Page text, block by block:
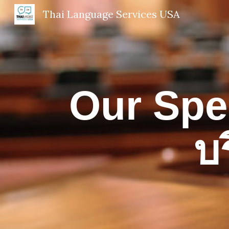
Thai Language Services USA
Our
บ